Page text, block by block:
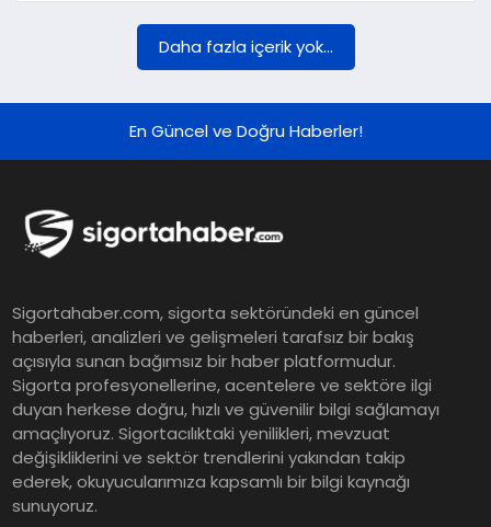
Daha fazla içerik yok...
En Güncel ve Doğru Haberler!
Sigortahaber.com, sigorta sektöründeki en güncel
haberleri, analizleri ve gelişmeleri tarafsız bir bakış
açısıyla sunan bağımsız bir haber platformudur.
Sigorta profesyonellerine, acentelere ve sektöre ilgi
duyan herkese doğru, hızlı ve güvenilir bilgi sağlamayı
amaçlıyoruz. Sigortacılıktaki yenilikleri, mevzuat
değişikliklerini ve sektör trendlerini yakından takip
ederek, okuyucularımıza kapsamlı bir bilgi kaynağı
sunuyoruz.